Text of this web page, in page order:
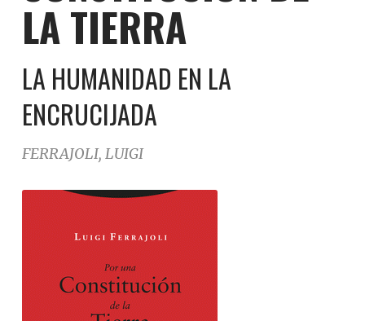
LA TIERRA
LA HUMANIDAD EN LA
ENCRUCIJADA
FERRAJOLI, LUIGI